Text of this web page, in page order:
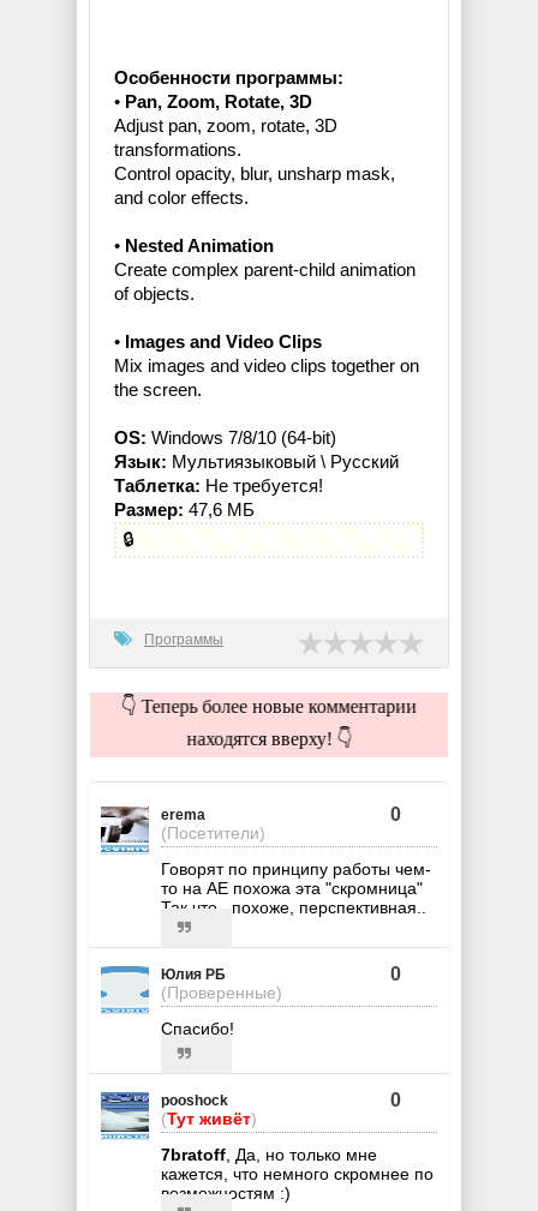
Особенности программы:
• Pan, Zoom, Rotate, 3D
Adjust pan, zoom, rotate, 3D
transformations.
Control opacity, blur, unsharp mask,
and color effects.
• Nested Animation
Create complex parent-child animation
of objects.
• Images and Video Clips
Mix images and video clips together on
the screen.
OS: Windows 7/8/10 (64-bit)
Язык: Мультиязыковый \ Русский
Таблетка: Не требуется!
Размер: 47,6 МБ
🔒
Программы
👇 Теперь более новые комментарии
находятся вверху! 👇
erema
(Посетители)
0
Говорят по принципу работы чем-
то на АЕ похожа эта "скромница"
Так что , похоже, перспективная..
Юлия РБ
(Проверенные)
0
Спасибо!
pooshock
(Тут живёт)
0
7bratoff , Да, но только мне
кажется, что немного скромнее по
возможностям :)